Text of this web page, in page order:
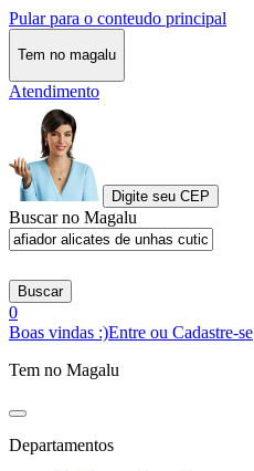
Pular para o conteudo principal
Tem no magalu
Atendimento
Digite seu CEP
Buscar no Magalu
Buscar
0
Boas vindas :)Entre ou Cadastre-se
Tem no Magalu
Departamentos